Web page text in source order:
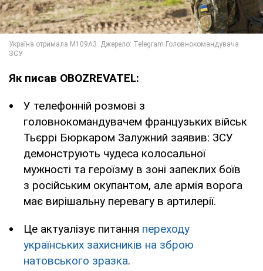
Як писав OBOZREVATEL:
У телефонній розмові з
головнокомандувачем французьких військ
Тьєррі Бюркаром Залужний заявив: ЗСУ
демонструють чудеса колосальної
мужності та героїзму в зоні запеклих боїв
з російським окупантом, але армія ворога
має вирішальну перевагу в артилерії.
Це актуалізує питання переходу
українських захисників на зброю
натовського зразка.